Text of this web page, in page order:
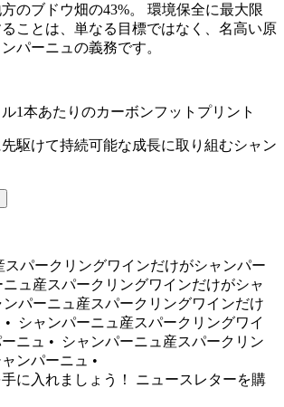
のブドウ畑の43%。 環境保全に最大限
ことは、単なる目標ではなく、名高い原
パーニュの義務です。
1本あたりのカーボンフットプリント
駆けて持続可能な成長に取り組むシャン
スパークリングワインだけがシャンパー
ニュ産スパークリングワインだけがシャ
ンパーニュ産スパークリングワインだけ
シャンパーニュ産スパークリングワイ
ニュ •
シャンパーニュ産スパークリン
ンパーニュ •
に入れましょう！ ニュースレターを購